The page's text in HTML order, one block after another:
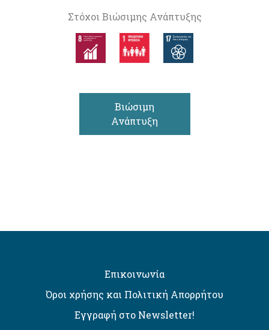
Στόχοι Βιώσιμης Ανάπτυξης
Βιώσιμη
Ανάπτυξη
Επικοινωνία
Όροι χρήσης και Πολιτική Απορρήτου
Εγγραφή στο Newsletter!